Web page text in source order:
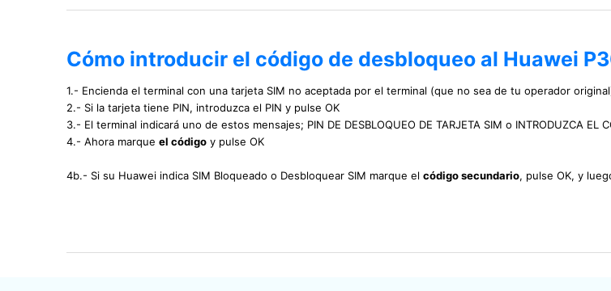
Cómo introducir el código de desbloqueo al Huawei
1.- Encienda el terminal con una tarjeta SIM no aceptada por el terminal (que no sea de tu operador
2.- Si la tarjeta tiene PIN, introduzca el PIN y pulse OK
3.- El terminal indicará uno de estos mensajes; PIN DE DESBLOQUEO DE TARJETA SIM o INTRODUZCA EL
4.- Ahora marque el código y pulse OK
4b.- Si su Huawei indica SIM Bloqueado o Desbloquear SIM marque el código secundario, pulse OK, y